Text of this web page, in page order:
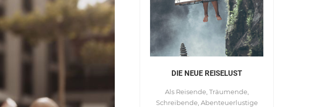
DIE NEUE REISELUST
Als Reisende, Träumende,
Schreibende, Abenteuerlustige